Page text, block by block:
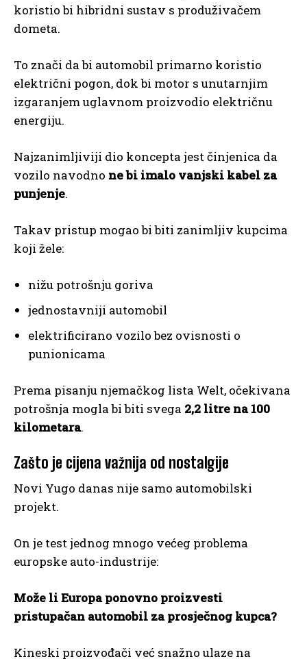
koristio bi hibridni sustav s produživačem
dometa.
To znači da bi automobil primarno koristio
električni pogon, dok bi motor s unutarnjim
izgaranjem uglavnom proizvodio električnu
energiju.
Najzanimljiviji dio koncepta jest činjenica da
vozilo navodno ne bi imalo vanjski kabel za
punjenje.
Takav pristup mogao bi biti zanimljiv kupcima
koji žele:
nižu potrošnju goriva
jednostavniji automobil
elektrificirano vozilo bez ovisnosti o
punionicama
Prema pisanju njemačkog lista Welt, očekivana
potrošnja mogla bi biti svega 2,2 litre na 100
kilometara.
Zašto je cijena važnija od nostalgije
Novi Yugo danas nije samo automobilski
projekt.
On je test jednog mnogo većeg problema
europske auto-industrije:
Može li Europa ponovno proizvesti
pristupačan automobil za prosječnog kupca?
Kineski proizvođači već snažno ulaze na